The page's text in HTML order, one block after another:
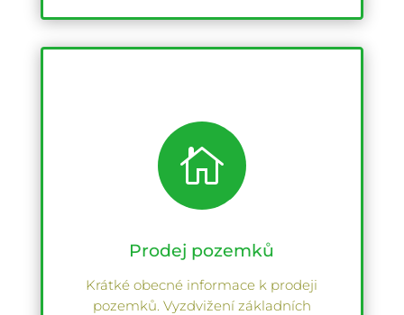

Prodej pozemků
Krátké obecné informace k prodeji
pozemků. Vyzdvižení základních